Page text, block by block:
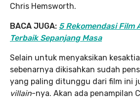
Chris Hemsworth.
BACA JUGA: 5 Rekomendasi Film
Terbaik Sepanjang Masa
Selain untuk menyaksikan
sebenarnya dikisahkan sudah
yang paling ditunggu dari film ini
villain-nya. Akan ada penampilan